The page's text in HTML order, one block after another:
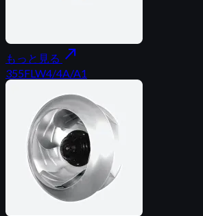
もっと見る north_east
355FLW4/4A/A1